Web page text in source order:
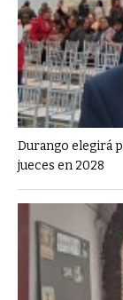
Durango elegirá
jueces en 2028